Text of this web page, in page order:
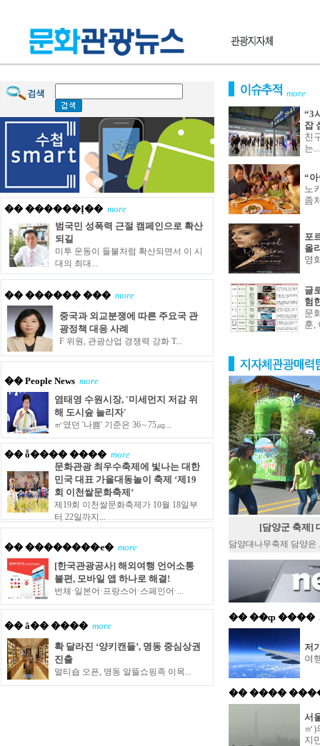
�� ������Į�� more
범국민 성폭력 근절 캠페인으로 확산
되길
미투 운동이 들불처럼 확산되면서 이 시
대의 최대...
�� ������ ��� more
중국과 외교분쟁에 따른 주요국 관
광정책 대응 사례
F 위원, 관광산업 경쟁력 강화 T...
�� People News more
염태영 수원시장, '미세먼지 저감 위
해 도시숲 늘리자'
㎥였던 '나쁨' 기준은 36∼75㎍...
�� ȭ���� ���� more
문화관광 최우수축제에 빛나는 대한
민국 대표 가을대동놀이 축제 ‘제19
회 이천쌀문화축제’
제19회 이천쌀문화축제가 10월 18일부
터 22일까지...
�� ��������ҽ� more
[한국관광공사] 해외여행 언어소통
불편, 모바일 앱 하나로 해결!
번체·일본어·프랑스어·스페인어·...
�� â�� ���� more
확 달라진 ‘양키캔들’, 명동 중심상권
진출
멀티숍 오픈, 명동 알뜰쇼핑족 이목...
more
“3
잡
친
는...
“
노
좀
포
올
영
글
험
문
훈,
[담양군 축제]
담양대나무축제 담양은
�� ��ȹ ����
저
여
�� ����
서
㎥)
지